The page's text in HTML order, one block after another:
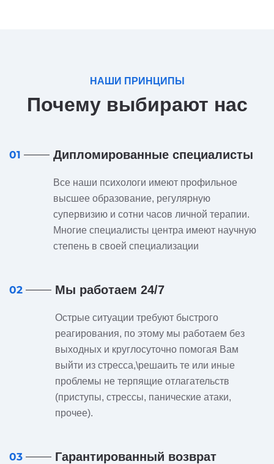
НАШИ ПРИНЦИПЫ
Почему выбирают нас
01 Дипломированные специалисты
Все наши психологи имеют профильное
высшее образование, регулярную
супервизию и сотни часов личной терапии.
Многие специалисты центра имеют научную
степень в своей специализации
02 Мы работаем 24/7
Острые ситуации требуют быстрого
реагирования, по этому мы работаем без
выходных и круглосуточно помогая Вам
выйти из стресса,\решаить те или иные
проблемы не терпящие отлагательств
(приступы, стрессы, панические атаки,
прочее).
03
Гарантированный возврат